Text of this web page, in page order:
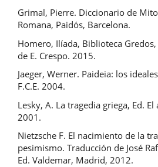
Grimal, Pierre. Diccionario de
Romana, Paidós, Barcelona.
Homero, Ilíada, Biblioteca
de E. Crespo. 2015.
Jaeger, Werner. Paideia: los
F.C.E. 2004.
Lesky, A. La tragedia griega, Ed.
2001.
Nietzsche F. El nacimiento de la
pesimismo. Traducción de José
Ed. Valdemar, Madrid, 2012.